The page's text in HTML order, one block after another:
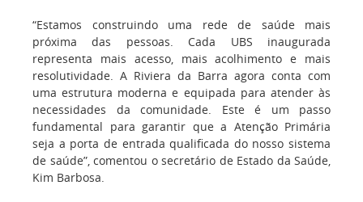
“Estamos construindo uma rede de saúde mais
próxima das pessoas. Cada UBS inaugurada
representa mais acesso, mais acolhimento e mais
resolutividade. A Riviera da Barra agora conta com
uma estrutura moderna e equipada para atender às
necessidades da comunidade. Este é um passo
fundamental para garantir que a Atenção Primária
seja a porta de entrada qualificada do nosso sistema
de saúde”, comentou o secretário de Estado da Saúde,
Kim Barbosa.